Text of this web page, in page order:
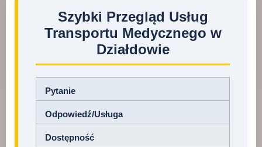
Szybki Przegląd Usług
Transportu Medycznego w
Działdowie
Pytanie
Odpowiedź/Usługa
Dostępność